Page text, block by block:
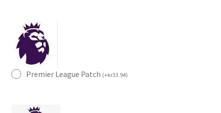
Premier League Patch (+kr33.94)